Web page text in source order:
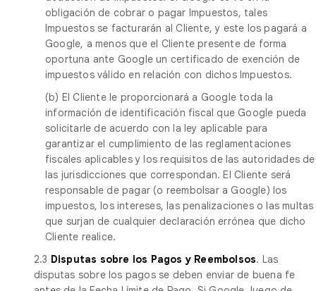
obligación de cobrar o pagar Impuestos, tales
Impuestos se facturarán al Cliente, y este los pagará a
Google, a menos que el Cliente presente de forma
oportuna ante Google un certificado de exención de
impuestos válido en relación con dichos Impuestos.
(b) El Cliente le proporcionará a Google toda la
información de identificación fiscal que Google pueda
solicitarle de acuerdo con la ley aplicable para
garantizar el cumplimiento de las reglamentaciones
fiscales aplicables y los requisitos de las autoridades de
las jurisdicciones que correspondan. El Cliente será
responsable de pagar (o reembolsar a Google) los
impuestos, los intereses, las penalizaciones o las multas
que surjan de cualquier declaración errónea que dicho
Cliente realice.
2.3 Disputas sobre los Pagos y Reembolsos. Las
disputas sobre los pagos se deben enviar de buena fe